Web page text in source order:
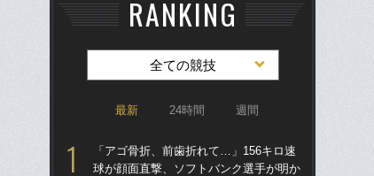
RANKING
全ての競技
最新 24時間 週間
「アゴ骨折、前歯折れて…」156キロ速
球が顔面直撃、ソフトバンク選手が明か